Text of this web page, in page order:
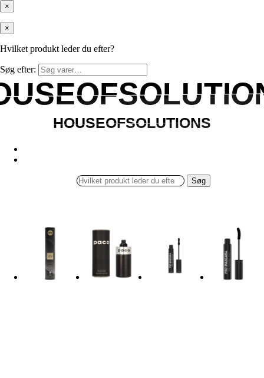
×
×
Hvilket produkt leder du efter?
Søg efter:
HOUSEOFSOLUTIONS
HOUSEOFSOLUTIONS
Søg